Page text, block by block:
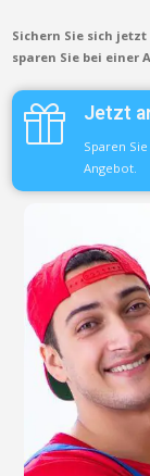
Sichern Sie sich
sparen Sie bei einer
Jetzt
Sparen
Angebot.